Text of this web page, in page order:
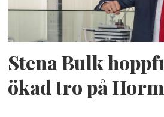
Stena Bulk
ökad tro på